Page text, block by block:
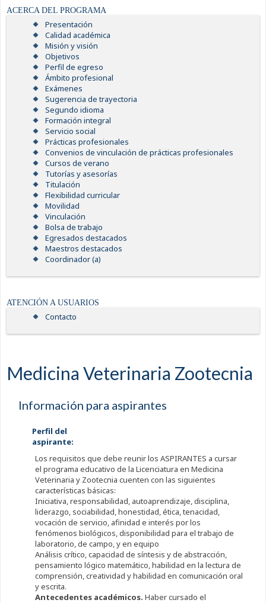
ACERCA DEL PROGRAMA
Presentación
Calidad académica
Misión y visión
Objetivos
Perfil de egreso
Ámbito profesional
Exámenes
Sugerencia de trayectoria
Segundo idioma
Formación integral
Servicio social
Prácticas profesionales
Convenios de vinculación de prácticas profesionales
Cursos de verano
Tutorías y asesorías
Titulación
Flexibilidad curricular
Movilidad
Vinculación
Bolsa de trabajo
Egresados destacados
Maestros destacados
Coordinador (a)
ATENCIÓN A USUARIOS
Contacto
Medicina Veterinaria Zootecnia
Información para aspirantes
Perfil del
aspirante:
Los requisitos que debe reunir los ASPIRANTES a cursar
el programa educativo de la Licenciatura en Medicina
Veterinaria y Zootecnia cuenten con las siguientes
características básicas:
Iniciativa, responsabilidad, autoaprendizaje, disciplina,
liderazgo, sociabilidad, honestidad, ética, tenacidad,
vocación de servicio, afinidad e interés por los
fenómenos biológicos, disponibilidad para el trabajo de
laboratorio, de campo, y en equipo
Análisis crítico, capacidad de síntesis y de abstracción,
pensamiento lógico matemático, habilidad en la lectura de
comprensión, creatividad y habilidad en comunicación oral
y escrita.
Antecedentes académicos. Haber cursado el